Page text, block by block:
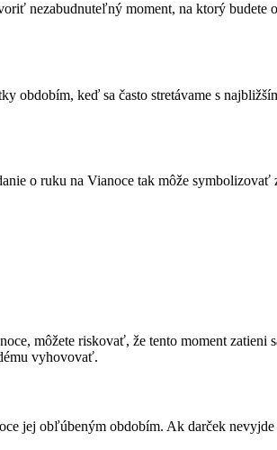
nezabudnuteľný moment, na ktorý
keď sa často stretávame s
o ruku na Vianoce tak môže
môžete riskovať, že tento moment zatieni
vyhovovať.
jej obľúbeným obdobím. Ak darček